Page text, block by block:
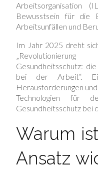
Arbeitsorganisation
Bewusstsein für die
Arbeitsunfällen und
Im Jahr 2025 dreht
Gesundheitsschutz:
bei der Arbeit“.
Herausforderungen
Technologien für
Gesundheitsschutz bei
Warum
Ansatz